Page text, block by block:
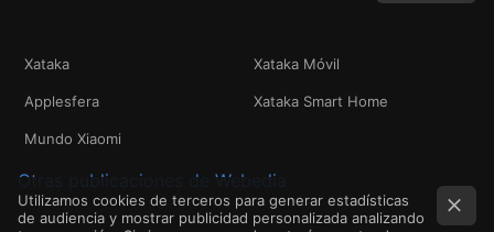
Xataka Xataka Móvil
Applesfera Xataka Smart Home
Mundo Xiaomi
Otras publicaciones de Webedia
Utilizamos cookies de terceros para generar estadísticas
de audiencia y mostrar publicidad personalizada analizando